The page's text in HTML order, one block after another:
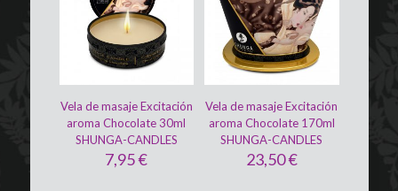
Vela de masaje Excitación
aroma Chocolate 30ml
SHUNGA-CANDLES
7,95€
Vela de masaje Excitación
aroma Chocolate 170ml
SHUNGA-CANDLES
23,50€